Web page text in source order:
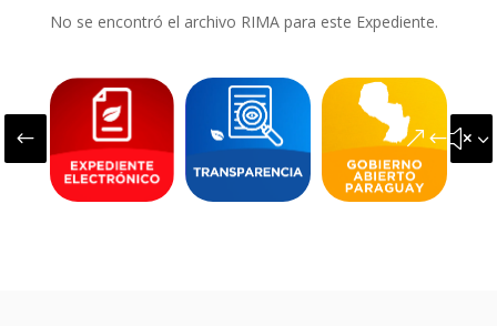
No se encontró el archivo RIMA para este Expediente.
#